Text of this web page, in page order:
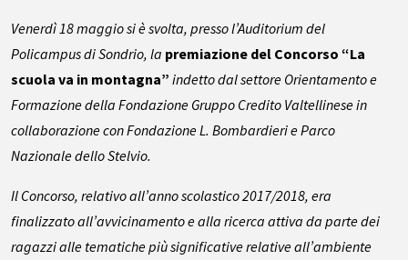
Venerdì 18 maggio si è svolta, presso l’Auditorium del
Policampus di Sondrio, la premiazione del Concorso “La
scuola va in montagna” indetto dal settore Orientamento e
Formazione della Fondazione Gruppo Credito Valtellinese in
collaborazione con Fondazione L. Bombardieri e Parco
Nazionale dello Stelvio.
Il Concorso, relativo all’anno scolastico 2017/2018, era
finalizzato all’avvicinamento e alla ricerca attiva da parte dei
ragazzi alle tematiche più significative relative all’ambiente